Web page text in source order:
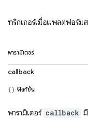
ทริกเกอร์เมื่อแพลตฟอร์ม
พารามิเตอร์
callback
ฟังก์ชัน
พารามิเตอร์ callback